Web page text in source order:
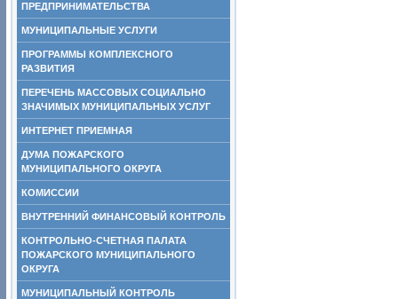
ПРЕДПРИНИМАТЕЛЬСТВА
МУНИЦИПАЛЬНЫЕ УСЛУГИ
ПРОГРАММЫ КОМПЛЕКСНОГО
РАЗВИТИЯ
ПЕРЕЧЕНЬ МАССОВЫХ СОЦИАЛЬНО
ЗНАЧИМЫХ МУНИЦИПАЛЬНЫХ УСЛУГ
ИНТЕРНЕТ ПРИЕМНАЯ
ДУМА ПОЖАРСКОГО
МУНИЦИПАЛЬНОГО ОКРУГА
КОМИССИИ
ВНУТРЕННИЙ ФИНАНСОВЫЙ КОНТРОЛЬ
КОНТРОЛЬНО-СЧЕТНАЯ ПАЛАТА
ПОЖАРСКОГО МУНИЦИПАЛЬНОГО
ОКРУГА
МУНИЦИПАЛЬНЫЙ КОНТРОЛЬ